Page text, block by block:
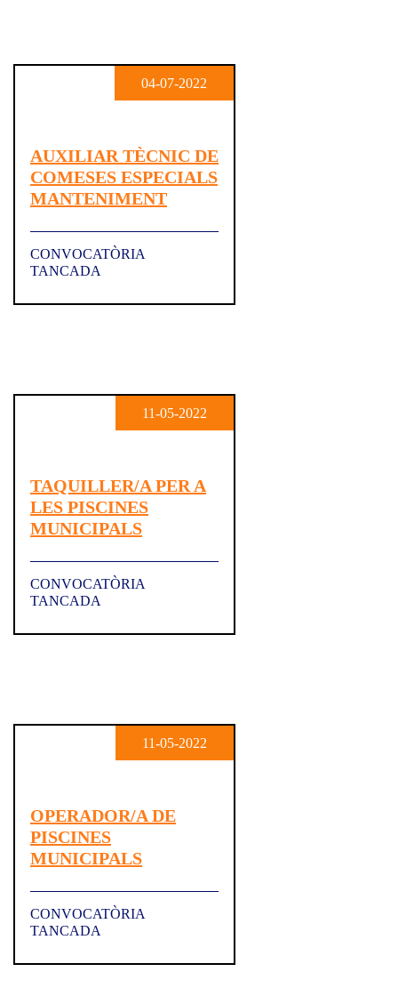
04-07-2022
AUXILIAR TÈCNIC DE
COMESES ESPECIALS
MANTENIMENT
CONVOCATÒRIA
TANCADA
11-05-2022
TAQUILLER/A PER A
LES PISCINES
MUNICIPALS
CONVOCATÒRIA
TANCADA
11-05-2022
OPERADOR/A DE
PISCINES
MUNICIPALS
CONVOCATÒRIA
TANCADA